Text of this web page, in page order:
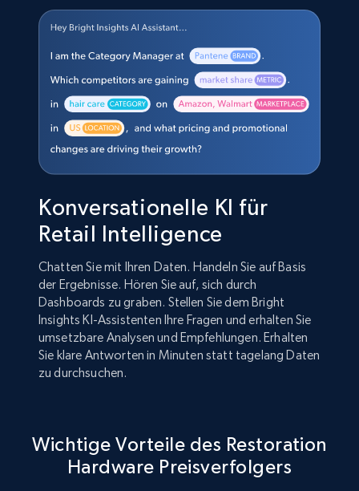
Konversationelle KI für
Retail Intelligence
Chatten Sie mit Ihren Daten. Handeln Sie auf Basis
der Ergebnisse. Hören Sie auf, sich durch
Dashboards zu graben. Stellen Sie dem Bright
Insights KI-Assistenten Ihre Fragen und erhalten Sie
umsetzbare Analysen und Empfehlungen. Erhalten
Sie klare Antworten in Minuten statt tagelang Daten
zu durchsuchen.
Wichtige Vorteile des Restoration
Hardware Preisverfolgers